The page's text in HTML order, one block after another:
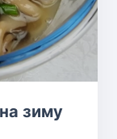
зиму